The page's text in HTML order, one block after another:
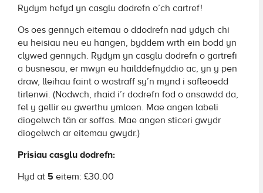
Rydym hefyd yn casglu dodrefn o’ch cartref!
Os oes gennych eitemau o ddodrefn nad ydych chi
eu heisiau neu eu hangen, byddem wrth ein bodd yn
clywed gennych. Rydym yn casglu dodrefn o gartrefi
a busnesau, er mwyn eu hailddefnyddio ac, yn y pen
draw, lleihau faint o wastraff sy’n mynd i safleoedd
tirlenwi. (Nodwch, rhaid i’r dodrefn fod o ansawdd da,
fel y gellir eu gwerthu ymlaen. Mae angen labeli
diogelwch tân ar soffas. Mae angen sticeri gwydr
diogelwch ar eitemau gwydr.)
Prisiau casglu dodrefn:
Hyd at 5 eitem: £30.00